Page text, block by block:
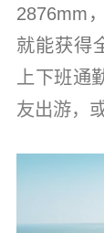
2876mm
就能获得
上下班通
友出游，